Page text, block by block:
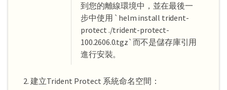
到您的離線環境中，並在最後一
步中使用 `helm install trident-
protect ./trident-protect-
100.2606.0.tgz`而不是儲存庫引用
進行安裝。
建立Trident Protect 系統命名空間：